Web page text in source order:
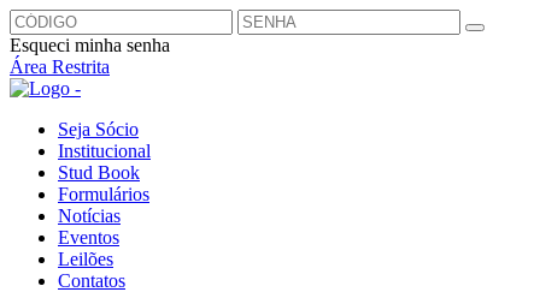
Esqueci minha senha
Área Restrita
Seja Sócio
Institucional
Stud Book
Formulários
Notícias
Eventos
Leilões
Contatos